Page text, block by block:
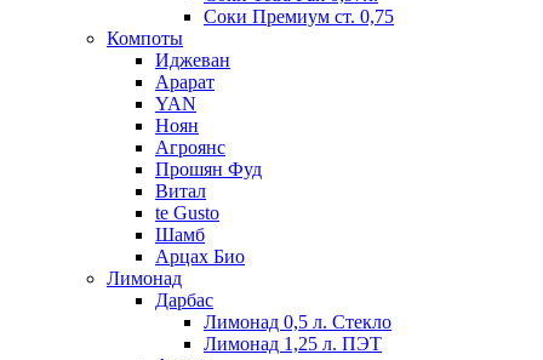
Соки Премиум ст. 0,75
Компоты
Иджеван
Арарат
YAN
Ноян
Агроянс
Прошян Фуд
Витал
te Gusto
Шамб
Арцах Био
Лимонад
Дарбас
Лимонад 0,5 л. Стекло
Лимонад 1,25 л. ПЭТ